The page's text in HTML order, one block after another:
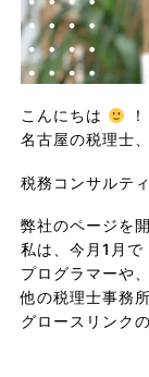
こんにちは
！
名古屋の税理士
税務コンサルテ
弊社のページを
私は、今月1月で
プログラマーや、
他の税理士事務
グロースリンク